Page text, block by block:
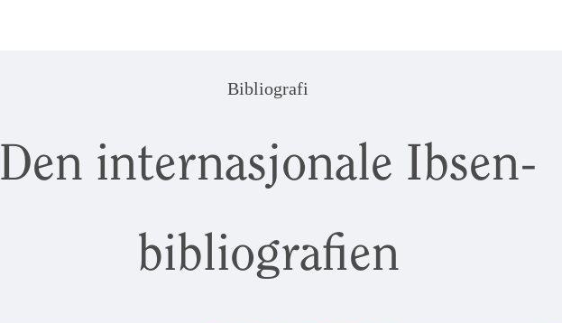
Bibliografi
Den internasjonale Ibsen-
bibliografien